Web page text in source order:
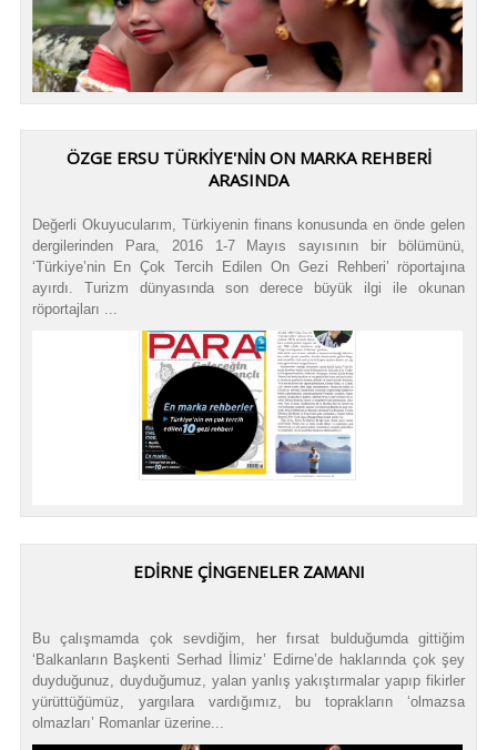
ÖZGE ERSU TÜRKİYE'NİN ON MARKA REHBERİ
ARASINDA
Değerli Okuyucularım, Türkiyenin finans konusunda en önde gelen
dergilerinden Para, 2016 1-7 Mayıs sayısının bir bölümünü,
‘Türkiye’nin En Çok Tercih Edilen On Gezi Rehberi’ röportajına
ayırdı. Turizm dünyasında son derece büyük ilgi ile okunan
röportajları ...
EDİRNE ÇİNGENELER ZAMANI
Bu çalışmamda çok sevdiğim, her fırsat bulduğumda gittiğim
‘Balkanların Başkenti Serhad İlimiz’ Edirne’de haklarında çok şey
duyduğunuz, duyduğumuz, yalan yanlış yakıştırmalar yapıp fikirler
yürüttüğümüz, yargılara vardığımız, bu toprakların ‘olmazsa
olmazları’ Romanlar üzerine...